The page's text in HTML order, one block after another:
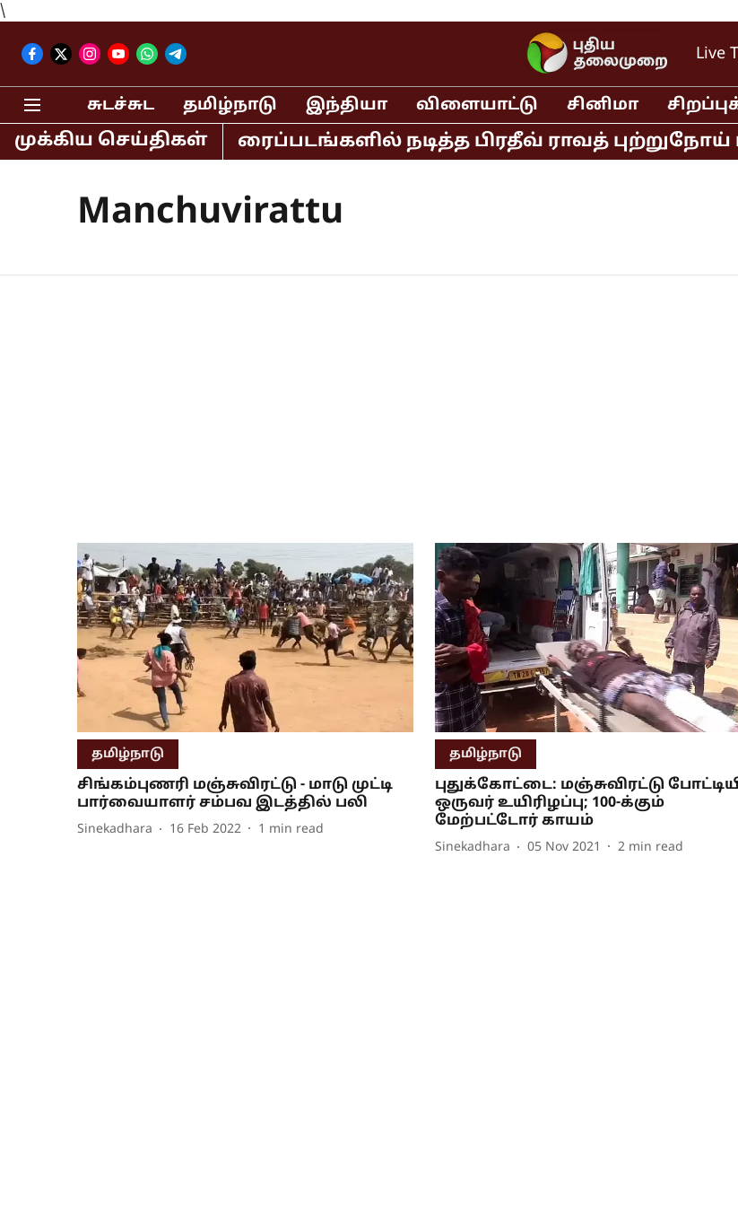
\
Live
சுடச்சுட தமிழ்நாடு இந்தியா விளையாட்டு சினிமா
முக்கிய செய்திகள்
லகான் உள்ளிட்ட திரைப்படங்களில் நடித்த பிரதீவ் ராவத் புற்றுநோய்
Manchuvirattu
தமிழ்நாடு
சிங்கம்புணரி மஞ்சுவிரட்டு - மாடு முட்டி
பார்வையாளர் சம்பவ இடத்தில் பலி
Sinekadhara 16 Feb 2022 1 min read
தமிழ்நாடு
புதுக்கோட்டை: மஞ்சுவிரட்டு
ஒருவர் உயிரிழப்பு; 100-க்கும்
மேற்பட்டோர் காயம்
Sinekadhara 05 Nov 2021 2 min read